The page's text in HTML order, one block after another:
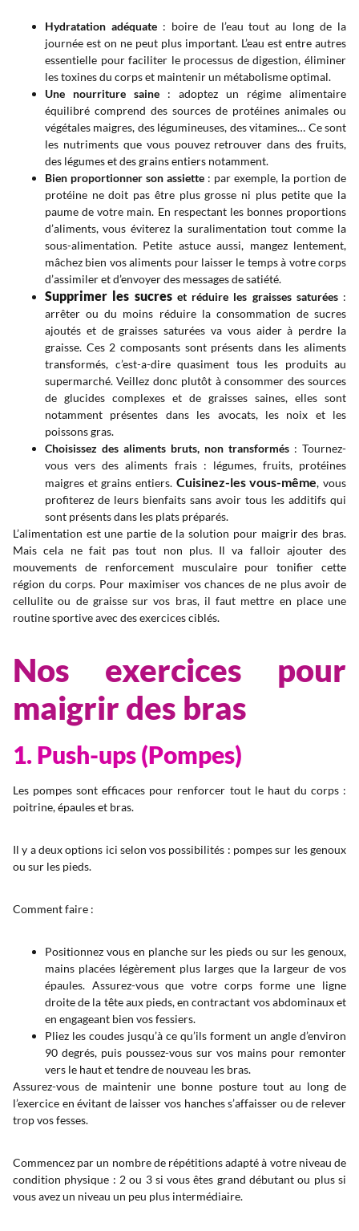
Hydratation adéquate: boire de l’eau tout au long de la
journée est on ne peut plus important. L’eau est entre autres
essentielle pour faciliter le processus de digestion, éliminer
les toxines du corps et maintenir un métabolisme optimal.
Une nourriture saine : adoptez un régime alimentaire
équilibré comprend des sources de protéines animales ou
végétales maigres, des légumineuses, des vitamines… Ce sont
les nutriments que vous pouvez retrouver dans des fruits,
des légumes et des grains entiers notamment.
Bien proportionner son assiette : par exemple, la portion de
protéine ne doit pas être plus grosse ni plus petite que la
paume de votre main. En respectant les bonnes proportions
d’aliments, vous éviterez la suralimentation tout comme la
sous-alimentation. Petite astuce aussi, mangez lentement,
mâchez bien vos aliments pour laisser le temps à votre corps
d’assimiler et d’envoyer des messages de satiété.
Supprimer les sucreset réduire les graisses saturées:
arrêter ou du moins réduire la consommation de sucres
ajoutés et de graisses saturées va vous aider à perdre la
graisse. Ces 2 composants sont présents dans les aliments
transformés, c’est-a-dire quasiment tous les produits au
supermarché. Veillez donc plutôt à consommer des sources
de glucides complexes et de graisses saines, elles sont
notamment présentes dans les avocats, les noix et les
poissons gras.
Choisissez des aliments bruts, non transformés : Tournez-
vous vers des aliments frais : légumes, fruits, protéines
maigres et grains entiers. Cuisinez-les vous-même, vous
profiterez de leurs bienfaits sans avoir tous les additifs qui
sont présents dans les plats préparés.
L’alimentation est une partie de la solution pour maigrir des bras.
Mais cela ne fait pas tout non plus. Il va falloir ajouter des
mouvements de renforcement musculaire pour tonifier cette
région du corps. Pour maximiser vos chances de ne plus avoir de
cellulite ou de graisse sur vos bras, il faut mettre en place une
routine sportive avec des exercices ciblés.
Nos exercices pour
maigrir des bras
1. Push-ups (Pompes)
Les pompes sont efficaces pour renforcer tout le haut du corps :
poitrine, épaules et bras.
Il y a deux options ici selon vos possibilités : pompes sur les genoux
ou sur les pieds.
Comment faire :
Positionnez vous en planche sur les pieds ou sur les genoux,
mains placées légèrement plus larges que la largeur de vos
épaules. Assurez-vous que votre corps forme une ligne
droite de la tête aux pieds, en contractant vos abdominaux et
en engageant bien vos fessiers.
Pliez les coudes jusqu’à ce qu’ils forment un angle d’environ
90 degrés, puis poussez-vous sur vos mains pour remonter
vers le haut et tendre de nouveau les bras.
Assurez-vous de maintenir une bonne posture tout au long de
l’exercice en évitant de laisser vos hanches s’affaisser ou de relever
trop vos fesses.
Commencez par un nombre de répétitions adapté à votre niveau de
condition physique : 2 ou 3 si vous êtes grand débutant ou plus si
vous avez un niveau un peu plus intermédiaire.